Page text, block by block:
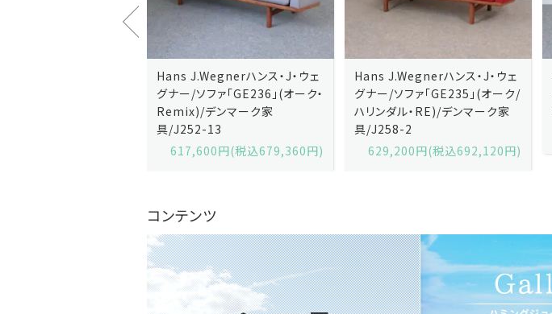
Hans J.Wegnerハンス・J・ウェ
グナー/ソファ「GE235」(オーク/
ハリンダル・RE)/デンマーク家
具/J258-2
629,200円(税込692,120円)
ネイルチェアー「model32」（ロ
ーズウッド/Hallingdal・YE）/デ
ンマーク家具/K252-43a
140,400円(税込154,440円)
コンテンツ